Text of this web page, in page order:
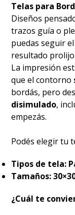
Telas para
Diseños
trazos guía o
puedas seguir
resultado prolijo.
La impresión
que el contorno
bordás, pero
disimulado,
empezás.
Podés elegir tu
Tipos de tela:
Tamaños:
¿Cuál te